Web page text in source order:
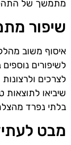
מתמשך של
שיפור
איסוף משוב
לשיפורים
לצרכים
שיביאו
בלתי נפרד
מבט